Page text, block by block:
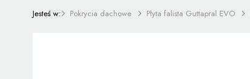
Jesteś w: Pokrycia dachowe Płyta falista Guttapral EVO